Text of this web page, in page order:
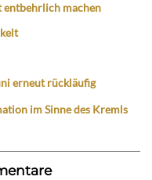
entbehrlich machen
erneut rückläufig
im Sinne des Kremls